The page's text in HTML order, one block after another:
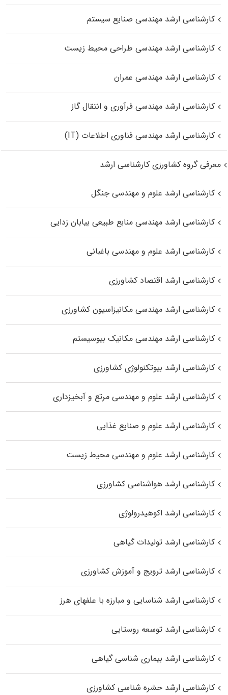
کارشناسی ارشد مهندسی صنایع سیستم
کارشناسی ارشد مهندسی طراحی محیط زیست
کارشناسی ارشد مهندسی عمران
کارشناسی ارشد مهندسی فرآوری و انتقال گاز
کارشناسی ارشد مهندسی فناوری اطلاعات (IT)
معرفی گروه کشاورزی کارشناسی ارشد
کارشناسی ارشد علوم و مهندسی جنگل
کارشناسی ارشد مهندسی منابع طبیعی بیابان زدایی
کارشناسی ارشد علوم و مهندسی باغبانی
کارشناسی ارشد اقتصاد کشاورزی
کارشناسی ارشد مهندسی مکانیزاسیون کشاورزی
کارشناسی ارشد مهندسی مکانیک بیوسیستم
کارشناسی ارشد بیوتکنولوژی کشاورزی
کارشناسی ارشد علوم و مهندسی مرتع و آبخیزداری
کارشناسی ارشد علوم و صنایع غذایی
کارشناسی ارشد علوم و مهندسی محیط زیست
کارشناسی ارشد هواشناسی کشاورزی
کارشناسی ارشد اکوهیدرولوژی
کارشناسی ارشد تولیدات گیاهی
کارشناسی ارشد ترویج و آموزش کشاورزی
کارشناسی ارشد شناسایی و مبارزه با علفهای هرز
کارشناسی ارشد توسعه روستایی
کارشناسی ارشد بیماری‌ شناسی گیاهی
کارشناسی ارشد حشره‌ شناسی کشاورزی